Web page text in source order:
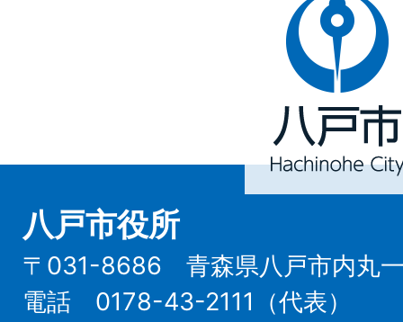
八
戸
Hachinohe
City
八戸市役所
〒031-8686 青森県八戸市内丸一
電話 0178-43-2111（代表）